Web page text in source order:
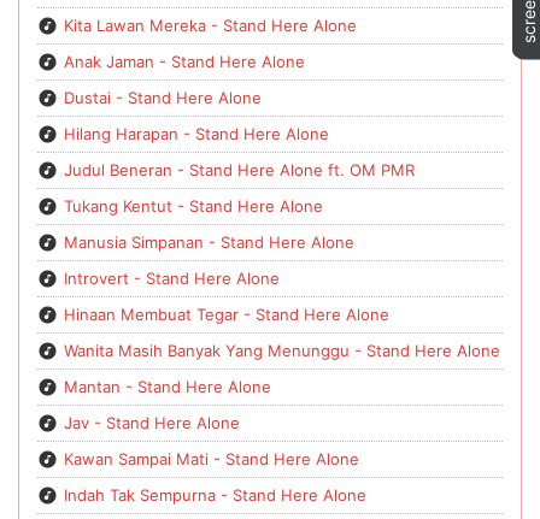
Kita Lawan Mereka - Stand Here Alone
Anak Jaman - Stand Here Alone
Dustai - Stand Here Alone
Hilang Harapan - Stand Here Alone
Judul Beneran - Stand Here Alone ft. OM PMR
Tukang Kentut - Stand Here Alone
Manusia Simpanan - Stand Here Alone
Introvert - Stand Here Alone
Hinaan Membuat Tegar - Stand Here Alone
Wanita Masih Banyak Yang Menunggu - Stand Here Alone
Mantan - Stand Here Alone
Jav - Stand Here Alone
Kawan Sampai Mati - Stand Here Alone
Indah Tak Sempurna - Stand Here Alone